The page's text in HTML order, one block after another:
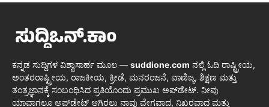
ಕನ್ನಡ ಸುದ್ದಿಗಳ ವಿಶ್ವಾಸಾರ್ಹ ಮೂಲ — suddione.com ನಲ್ಲಿ ಓದಿ ರಾಷ್ಟ್ರೀಯ,
ಅಂತರರಾಷ್ಟ್ರೀಯ, ರಾಜಕೀಯ, ಕ್ರೀಡೆ, ಮನರಂಜನೆ, ವಾಣಿಜ್ಯ, ಶಿಕ್ಷಣ ಮತ್ತು
ತಂತ್ರಜ್ಞಾನಕ್ಕೆ ಸಂಬಂಧಿಸಿದ ಪ್ರತಿಯೊಂದು ಪ್ರಮುಖ ಅಪ್‌ಡೇಟ್. ನೀವು
ಯಾವಾಗಲೂ ಅಪ್‌ಡೇಟ್ ಆಗಿರಲು ನಾವು ವೇಗವಾದ, ನಿಖರವಾದ ಮತ್ತು